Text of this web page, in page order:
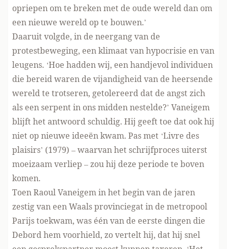
opriepen om te breken met de oude wereld dan om
een nieuwe wereld op te bouwen.’
Daaruit volgde, in de neergang van de
protestbeweging, een klimaat van hypocrisie en van
leugens. ‘Hoe hadden wij, een handjevol individuen
die bereid waren de vijandigheid van de heersende
wereld te trotseren, getolereerd dat de angst zich
als een serpent in ons midden nestelde?’ Vaneigem
blijft het antwoord schuldig. Hij geeft toe dat ook hij
niet op nieuwe ideeën kwam. Pas met ‘Livre des
plaisirs’ (1979) – waarvan het schrijfproces uiterst
moeizaam verliep – zou hij deze periode te boven
komen.
Toen Raoul Vaneigem in het begin van de jaren
zestig van een Waals provinciegat in de metropool
Parijs toekwam, was één van de eerste dingen die
Debord hem voorhield, zo vertelt hij, dat hij snel